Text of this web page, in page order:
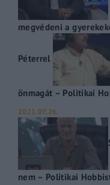
megvédeni a
Péterrel
önmagát – Politikai
2021.07.26.
nem – Politikai